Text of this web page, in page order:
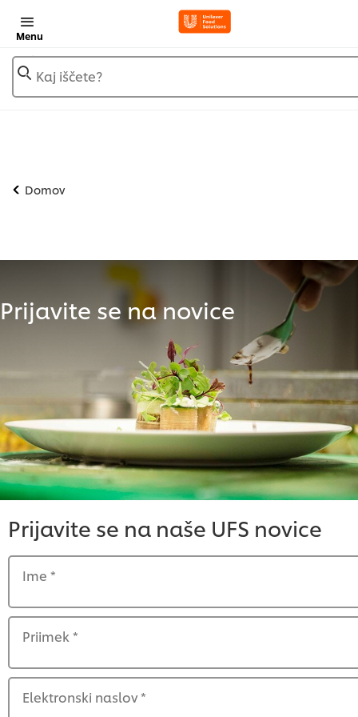
Menu
Kaj iščete?
Domov
Prijavite se na novice
Prijavite se na naše UFS novice
Ime *
Priimek *
Elektronski naslov*